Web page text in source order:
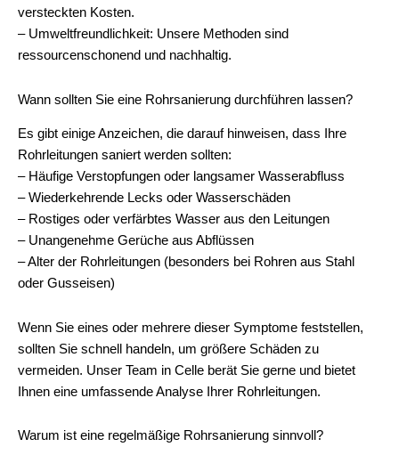
versteckten Kosten.
– Umweltfreundlichkeit: Unsere Methoden sind
ressourcenschonend und nachhaltig.
Wann sollten Sie eine Rohrsanierung durchführen lassen?
Es gibt einige Anzeichen, die darauf hinweisen, dass Ihre
Rohrleitungen saniert werden sollten:
– Häufige Verstopfungen oder langsamer Wasserabfluss
– Wiederkehrende Lecks oder Wasserschäden
– Rostiges oder verfärbtes Wasser aus den Leitungen
– Unangenehme Gerüche aus Abflüssen
– Alter der Rohrleitungen (besonders bei Rohren aus Stahl
oder Gusseisen)
Wenn Sie eines oder mehrere dieser Symptome feststellen,
sollten Sie schnell handeln, um größere Schäden zu
vermeiden. Unser Team in Celle berät Sie gerne und bietet
Ihnen eine umfassende Analyse Ihrer Rohrleitungen.
Warum ist eine regelmäßige Rohrsanierung sinnvoll?